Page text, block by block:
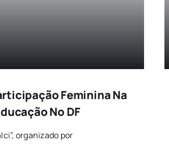
Feminina Na
No DF
organizado por